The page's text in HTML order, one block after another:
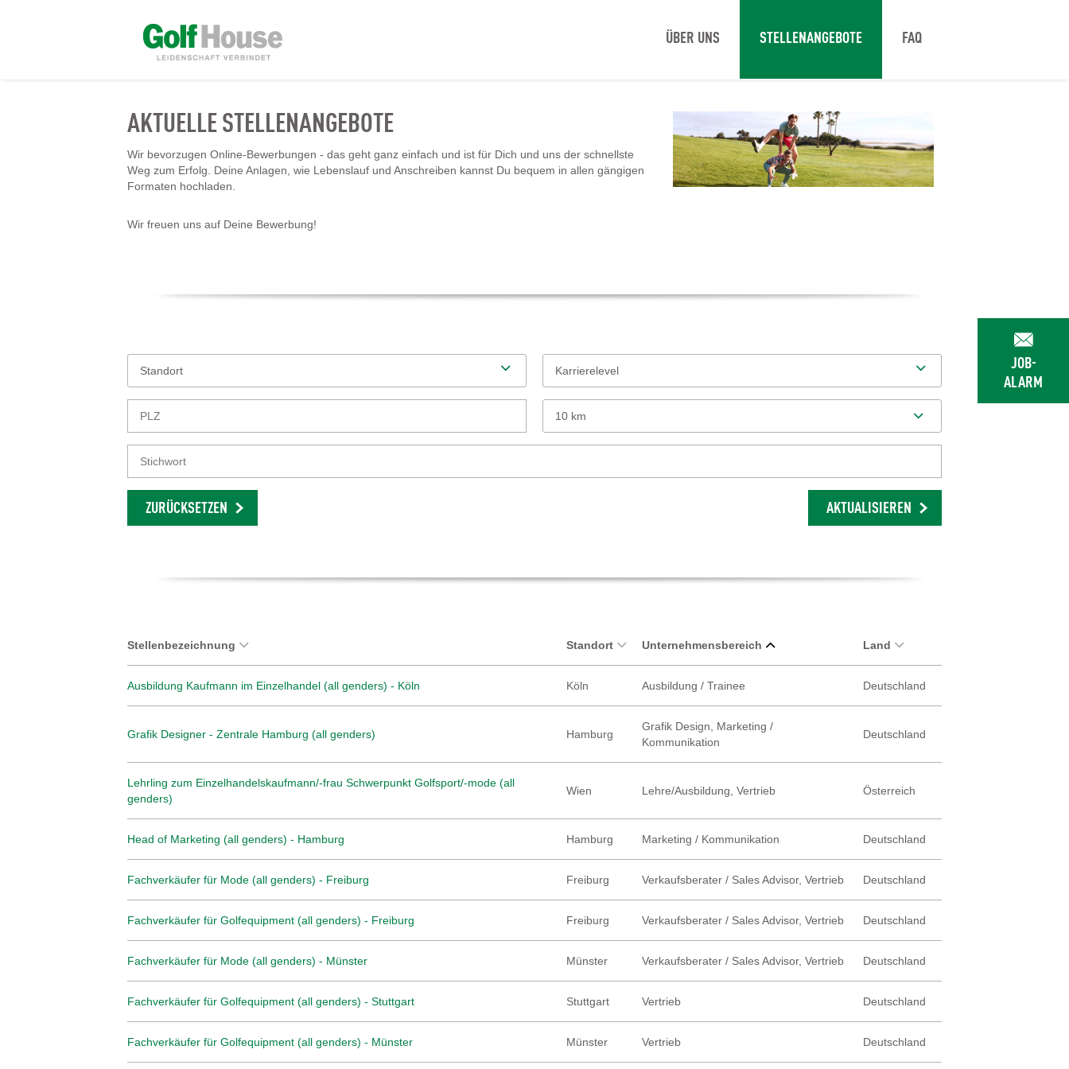
ÜBER UNS STELLENANGEBOTE FAQ
AKTUELLE STELLENANGEBOTE
Wir bevorzugen Online-Bewerbungen - das geht ganz einfach und ist für Dich und uns der schnellste
Weg zum Erfolg. Deine Anlagen, wie Lebenslauf und Anschreiben kannst Du bequem in allen gängigen
Formaten hochladen.
Wir freuen uns auf Deine Bewerbung!
Standort Karrierelevel
10 km
ZURÜCKSETZEN AKTUALISIEREN
Stellenbezeichnung Standort Unternehmensbereich Land
Ausbildung Kaufmann im Einzelhandel (all genders) - Köln Köln Ausbildung / Trainee Deutschland
Grafik Designer - Zentrale Hamburg (all genders) Hamburg
Grafik Design, Marketing /
Kommunikation
Deutschland
Lehrling zum Einzelhandelskaufmann/-frau Schwerpunkt Golfsport/-mode (all
genders)
Wien Lehre/Ausbildung, Vertrieb Österreich
Head of Marketing (all genders) - Hamburg Hamburg Marketing / Kommunikation Deutschland
Fachverkäufer für Mode (all genders) - Freiburg Freiburg Verkaufsberater / Sales Advisor, Vertrieb Deutschland
Fachverkäufer für Golfequipment (all genders) - Freiburg Freiburg Verkaufsberater / Sales Advisor, Vertrieb Deutschland
Fachverkäufer für Mode (all genders) - Münster Münster Verkaufsberater / Sales Advisor, Vertrieb Deutschland
Fachverkäufer für Golfequipment (all genders) - Stuttgart Stuttgart Vertrieb Deutschland
Fachverkäufer für Golfequipment (all genders) - Münster Münster Vertrieb Deutschland
JOB-
ALARM